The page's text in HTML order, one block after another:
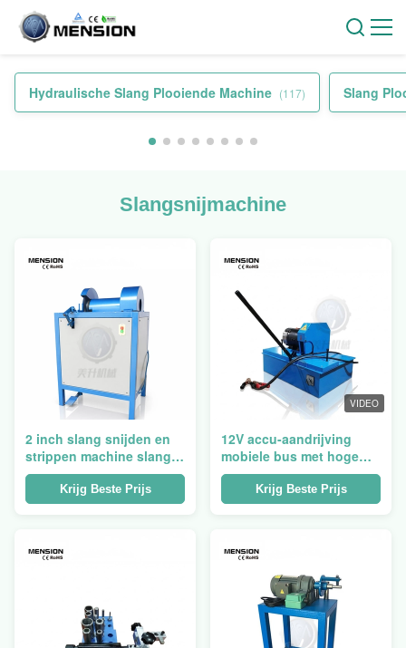
Hydraulische Slang Plooiende Machine (117) Slang
Slangsnijmachine
2 inch slang snijden en
strippen machine slang
snijmachine
Krijg Beste Prijs
VIDEO
12V accu-aandrijving
mobiele bus met hoge
druk hydraulische slang
snijmachine met 2700
rpm snelheid
Krijg Beste Prijs